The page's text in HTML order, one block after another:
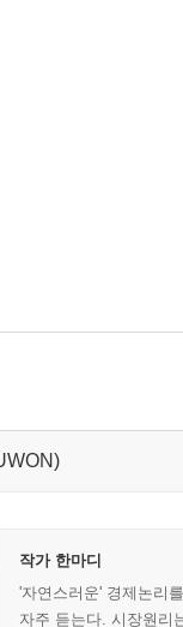
임금
얽힌 거짓말
리고 신자유주의 민
노동자 분할통제
작가 한마디
'자연스러운' 경제논리
자주 듣는다. 시장원리